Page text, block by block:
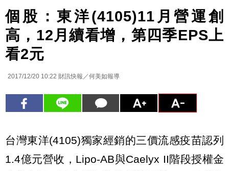
個股：東洋(4105)11月營運創
高，12月續看增，第四季EPS上
看2元
2017/12/20 10:22 財訊快報／何美如報導
台灣東洋(4105)獨家經銷的三價流感疫苗認列
1.4億元營收，Lipo-AB與Caelyx II階段授權金